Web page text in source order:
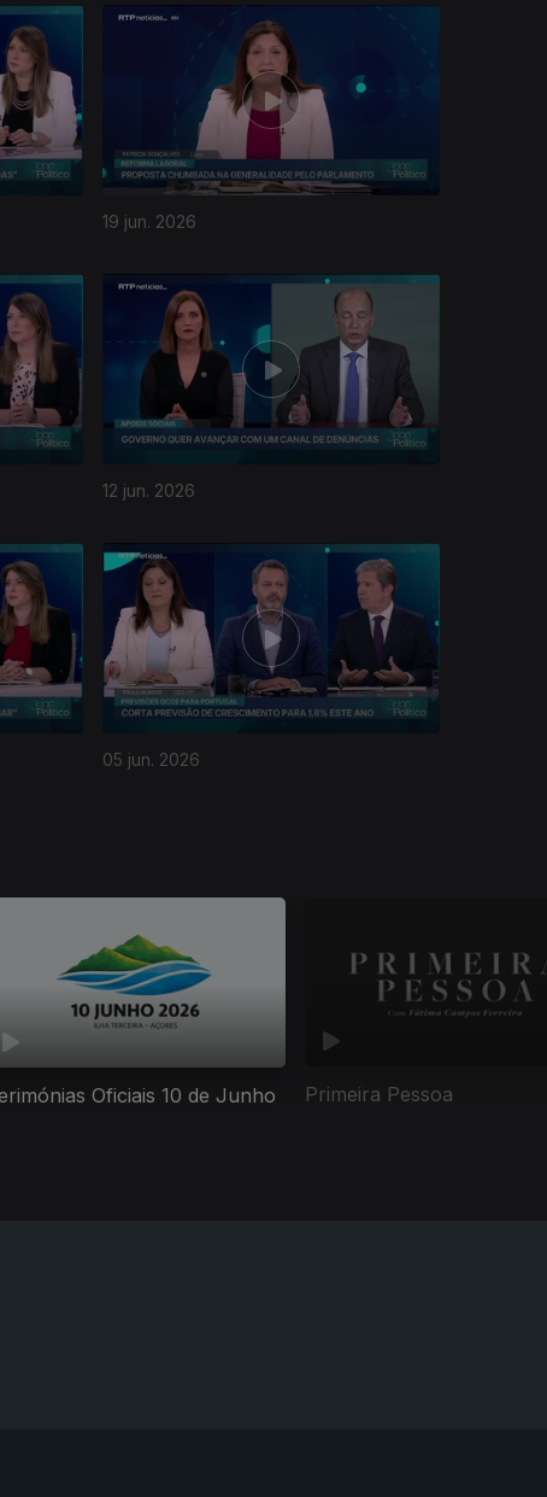
19 jun. 2026
12 jun. 2026
05 jun. 2026
Oficiais 10 de Junho Primeira Pessoa